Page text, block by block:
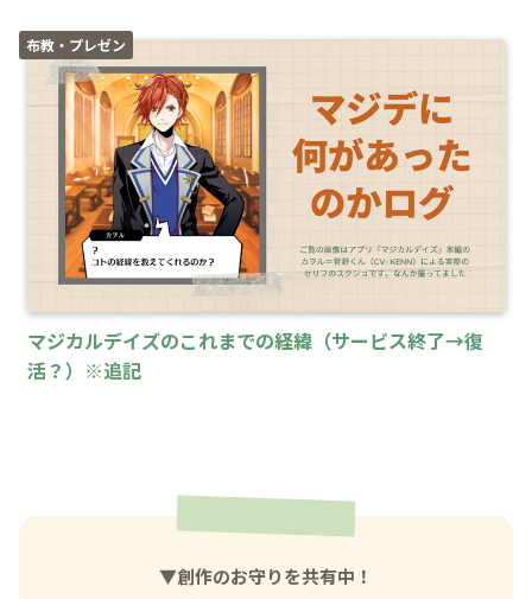
布教・プレゼン
マジカルデイズのこれまでの経緯（サービス終了→復
活？）※追記
▼創作のお守りを共有中！